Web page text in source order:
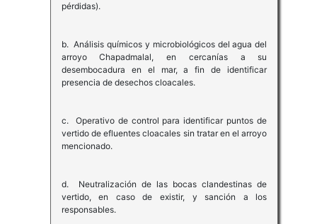
pérdidas).
b. Análisis químicos y microbiológicos del agua del
arroyo Chapadmalal, en cercanías a su
desembocadura en el mar, a fin de identificar
presencia de desechos cloacales.
c. Operativo de control para identificar puntos de
vertido de efluentes cloacales sin tratar en el arroyo
mencionado.
d. Neutralización de las bocas clandestinas de
vertido, en caso de existir, y sanción a los
responsables.